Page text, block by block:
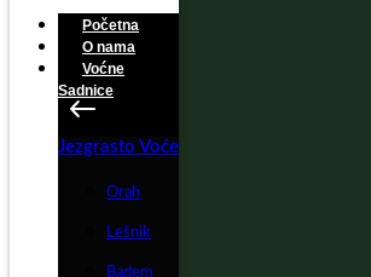
Početna
O nama
Voćne
Sadnice
Jezgrasto Voće
Orah
Lešnik
Badem